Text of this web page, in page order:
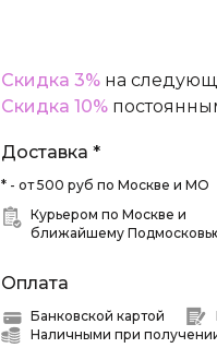
Скидка 3% на
Скидка 10%
Доставка *
* - от 500 руб по Москве и МО
Курьером по Москве и
ближайшему
Оплата
Банковской картой
Наличными при